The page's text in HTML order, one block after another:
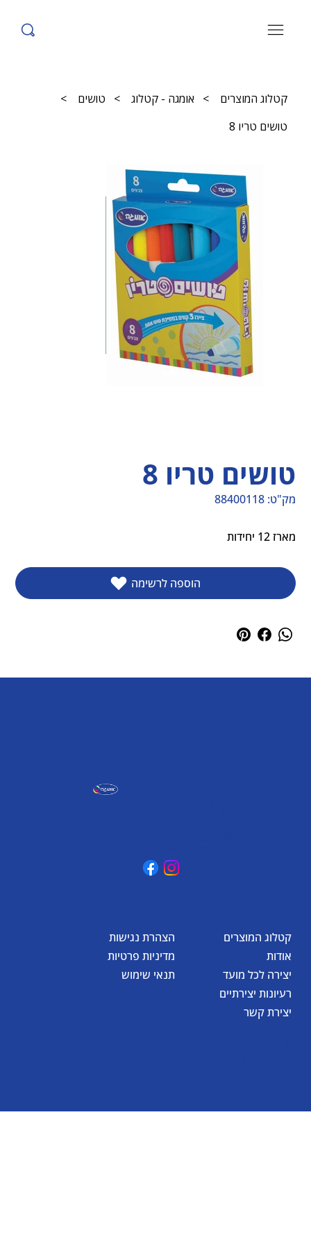
קטלוג המוצרים > אומגה - קטלוג > טושים
>
טושים טריו 8
טושים טריו 8
מק"ט:
מק"ט
88400118
88400118
מארז 12 יחידות
הוספה לרשימה
הצהרת נגישות
מדיניות פרטיות
תנאי שימוש
קטלוג המוצרים
אודות
יצירה לכל מועד
רעיונות יצירתיים
יצירת קשר